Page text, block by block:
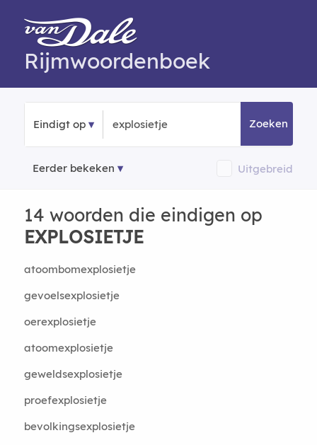
Rijmwoordenboek
Eindigt op Zoeken
Eerder bekeken Uitgebreid
14 woorden die eindigen op
EXPLOSIETJE
atoombomexplosietje
gevoelsexplosietje
oerexplosietje
atoomexplosietje
geweldsexplosietje
proefexplosietje
bevolkingsexplosietje